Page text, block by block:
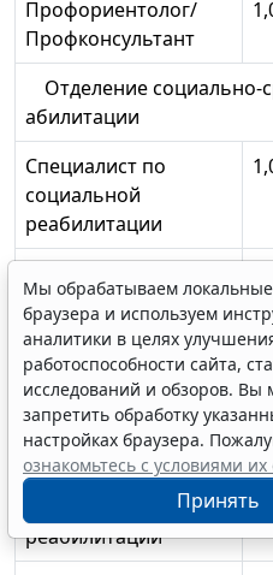
Профориентолог/
Профконсультант
Отделение социально-
абилитации
Специалист по
социальной
реабилитации
социальной работе
Отделение социально-
реабилитации и
Социальный педагог
Специалист по
реабилитации
Мы обрабатываем
браузера и используем
аналитики в целях
работоспособности сайта,
исследований и обзоров. Вы
запретить обработку
настройках браузера.
ознакомьтесь с условиями их
Принять